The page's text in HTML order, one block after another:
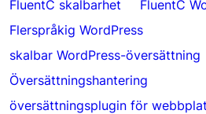
FluentC skalbarhet
FluentC
Flerspråkig WordPress
skalbar WordPress-översättning
Översättningshantering
översättningsplugin för